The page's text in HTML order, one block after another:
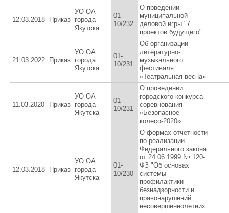
12.03.2018 Приказ
УО ОА
города
Якутска
01-
10/232.
О прведении
муниципальной
деловой игры "7
проектов будущего"
21.03.2022 Приказ
УО ОА
города
Якутска
01-
10/231
Об организации
литературно-
музыкального
фестиваля
«Театральная весна»
11.03.2020 Приказ
УО ОА
города
Якутска
01-
10/231
О проведении
городского конкурса-
соревнования
«Безопасное
колесо-2020»
12.03.2018 Приказ
УО ОА
города
Якутска
01-
10/230
О формах отчетности
по реализации
Федерального закона
от 24.06.1999 № 120-
ФЗ "Об основах
системы
профилактики
безнадзорности и
правонарушений
несовершеннолетних